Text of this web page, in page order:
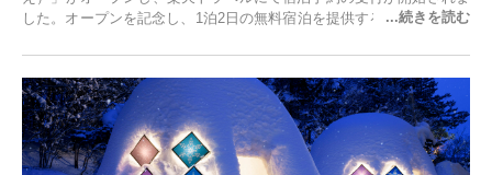
した。オープンを記念し、1泊2日の無料宿泊を提供するキャンペーン
一組限定の宿だからこそ叶う、大切な人との特別な時間を体験いただ
けます。